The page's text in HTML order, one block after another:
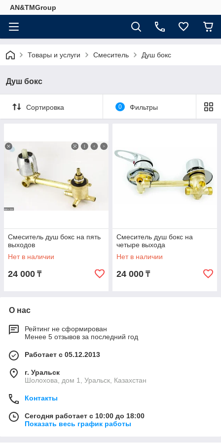
AN&TMGroup
Товары и услуги Смеситель Душ бокс
Душ бокс
Сортировка 0 Фильтры
Смеситель душ бокс на пять
выходов
Нет в наличии
24 000 ₸
Смеситель душ бокс на
четыре выхода
Нет в наличии
24 000 ₸
О нас
Рейтинг не сформирован
Менее 5 отзывов за последний год
Работает с 05.12.2013
г. Уральск
Шолохова, дом 1, Уральск, Казахстан
Контакты
Сегодня работает с 10:00 до 18:00
Показать весь график работы